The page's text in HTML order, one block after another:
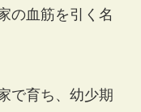
の血筋を引く名
で育ち、幼少期